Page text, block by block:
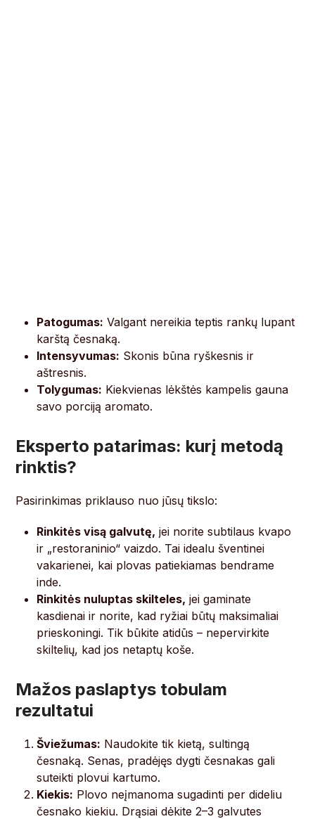
Patogumas: Valgant nereikia teptis rankų lupant
karštą česnaką.
Intensyvumas: Skonis būna ryškesnis ir
aštresnis.
Tolygumas: Kiekvienas lėkštės kampelis gauna
savo porciją aromato.
Eksperto patarimas: kurį metodą
rinktis?
Pasirinkimas priklauso nuo jūsų tikslo:
Rinkitės visą galvutę, jei norite subtilaus kvapo
ir „restoraninio“ vaizdo. Tai idealu šventinei
vakarienei, kai plovas patiekiamas bendrame
inde.
Rinkitės nuluptas skilteles, jei gaminate
kasdienai ir norite, kad ryžiai būtų maksimaliai
prieskoningi. Tik būkite atidūs – nepervirkite
skiltelių, kad jos netaptų koše.
Mažos paslaptys tobulam
rezultatui
Šviežumas: Naudokite tik kietą, sultingą
česnaką. Senas, pradėjęs dygti česnakas gali
suteikti plovui kartumo.
Kiekis: Plovo neįmanoma sugadinti per dideliu
česnako kiekiu. Drąsiai dėkite 2–3 galvutes